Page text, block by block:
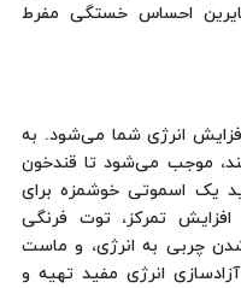
احساس خستگی مفرط
انرژی شما می‌شود. به
موجب می‌شود تا قندخون
یک اسموتی خوشمزه برای
تمرکز، توت فرنگی
چربی به انرژی، و ماست
انرژی مفید تهیه و